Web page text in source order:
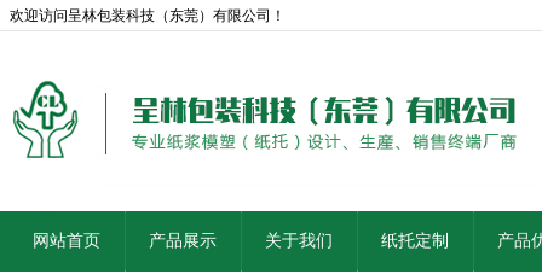
欢迎访问呈林包装科技（东莞）有限公司！
网站首页 产品展示 关于我们 纸托定制 产品